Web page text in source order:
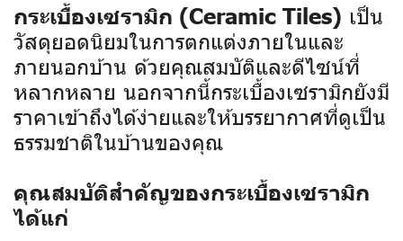
กระเบื้องเซรามิก (Ceramic Tiles) เป็น
วัสดุยอดนิยมในการตกแต่งภายในและ
ภายนอกบ้าน ด้วยคุณสมบัติและดีไซน์ที่
หลากหลาย นอกจากนี้กระเบื้องเซรามิกยังมี
ราคาเข้าถึงได้ง่ายและให้บรรยากาศที่ดูเป็น
ธรรมชาติในบ้านของคุณ
คุณสมบัติสำคัญของกระเบื้องเซรามิก
ได้แก่